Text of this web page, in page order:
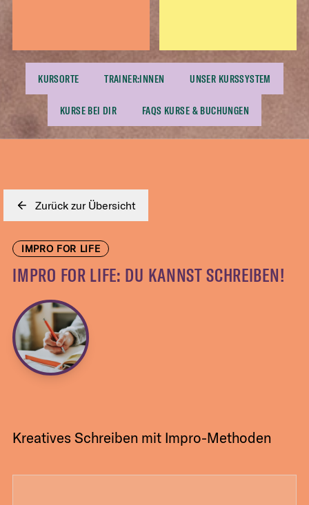
KURSORTE TRAINER:INNEN UNSER KURSSYSTEM
KURSE BEI DIR FAQS KURSE & BUCHUNGEN
Zurück zur Übersicht
IMPRO FOR LIFE
IMPRO FOR LIFE: DU KANNST SCHREIBEN!
Kreatives Schreiben mit Impro-Methoden